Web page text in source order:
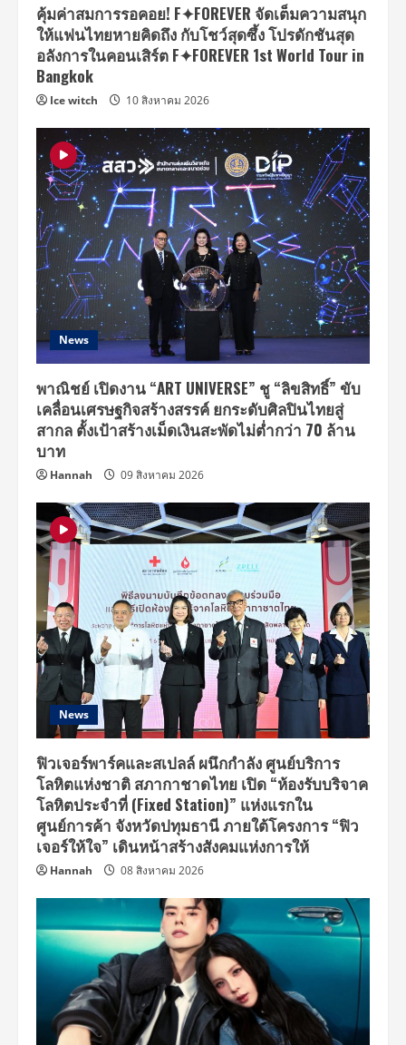
คุ้มค่าสมการรอคอย! F✦FOREVER จัดเต็มความสนุก
ให้แฟนไทยหายคิดถึง กับโชว์สุดซึ้ง โปรดักชันสุด
อลังการในคอนเสิร์ต F✦FOREVER 1st World Tour in
Bangkok
Ice witch 10 สิงหาคม 2026
News
พาณิชย์ เปิดงาน “ART UNIVERSE” ชู “ลิขสิทธิ์” ขับ
เคลื่อนเศรษฐกิจสร้างสรรค์ ยกระดับศิลปินไทยสู่
สากล ตั้งเป้าสร้างเม็ดเงินสะพัดไม่ต่ำกว่า 70 ล้าน
บาท
Hannah 09 สิงหาคม 2026
News
ฟิวเจอร์พาร์คและสเปลล์ ผนึกกำลัง ศูนย์บริการ
โลหิตแห่งชาติ สภากาชาดไทย เปิด “ห้องรับบริจาค
โลหิตประจำที่ (Fixed Station)” แห่งแรกใน
ศูนย์การค้า จังหวัดปทุมธานี ภายใต้โครงการ “ฟิว
เจอร์ให้ใจ” เดินหน้าสร้างสังคมแห่งการให้
Hannah 08 สิงหาคม 2026